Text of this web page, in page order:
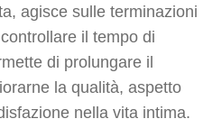
agisce sulle terminazioni
il tempo di
di prolungare il
la qualità, aspetto
nella vita intima.